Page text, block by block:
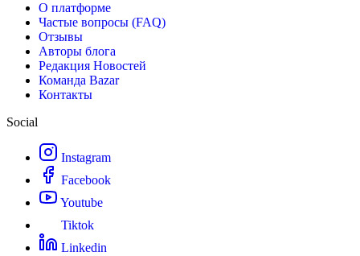
О платформе
Частые вопросы (FAQ)
Отзывы
Авторы блога
Редакция Новостей
Команда Bazar
Контакты
Social
Instagram
Facebook
Youtube
Tiktok
Linkedin